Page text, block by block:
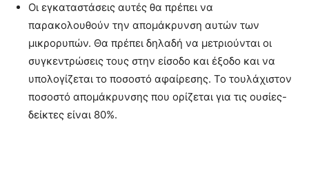
Οι εγκαταστάσεις αυτές θα πρέπει να
παρακολουθούν την απομάκρυνση αυτών των
μικρορυπών. Θα πρέπει δηλαδή να μετριούνται οι
συγκεντρώσεις τους στην είσοδο και έξοδο και να
υπολογίζεται το ποσοστό αφαίρεσης. Το τουλάχιστον
ποσοστό απομάκρυνσης που ορίζεται για τις ουσίες-
δείκτες είναι 80%.